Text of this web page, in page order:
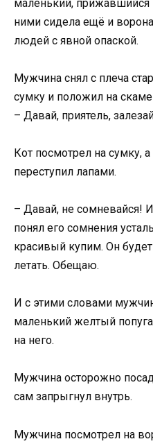
маленький, прижавшийся
ними сидела ещё и
людей с явной опаской.
Мужчина снял с плеча
сумку и положил на
– Давай, приятель,
Кот посмотрел на сумку,
переступил лапами.
– Давай, не сомневайся!
понял его сомнения
красивый купим. Он
летать. Обещаю.
И с этими словами
маленький желтый
на него.
Мужчина осторожно
сам запрыгнул внутрь.
Мужчина посмотрел на